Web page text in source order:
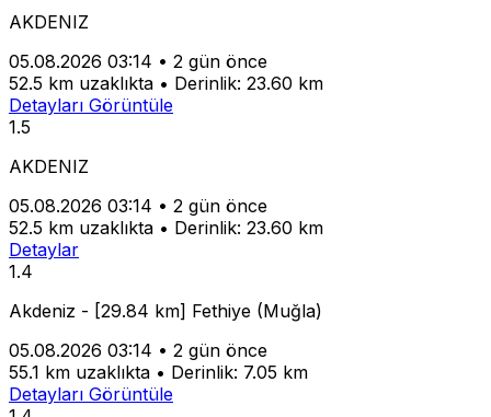
AKDENIZ
05.08.2026 03:14 • 2 gün önce
52.5 km uzaklıkta • Derinlik: 23.60 km
Detayları Görüntüle
1.5
AKDENIZ
05.08.2026 03:14 • 2 gün önce
52.5 km uzaklıkta • Derinlik: 23.60 km
Detaylar
1.4
Akdeniz - [29.84 km] Fethiye (Muğla)
05.08.2026 03:14 • 2 gün önce
55.1 km uzaklıkta • Derinlik: 7.05 km
Detayları Görüntüle